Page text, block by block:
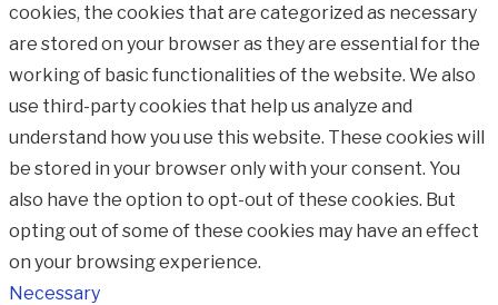
cookies, the cookies that are categorized as necessary
are stored on your browser as they are essential for the
working of basic functionalities of the website. We also
use third-party cookies that help us analyze and
understand how you use this website. These cookies will
be stored in your browser only with your consent. You
also have the option to opt-out of these cookies. But
opting out of some of these cookies may have an effect
on your browsing experience.
Necessary